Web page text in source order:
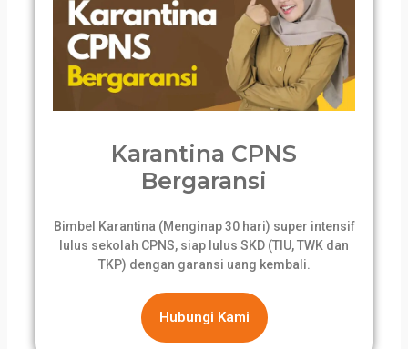
Karantina CPNS
Bergaransi
Bimbel Karantina (Menginap 30 hari) super intensif
lulus sekolah CPNS, siap lulus SKD (TIU, TWK dan
TKP) dengan garansi uang kembali.
Hubungi Kami